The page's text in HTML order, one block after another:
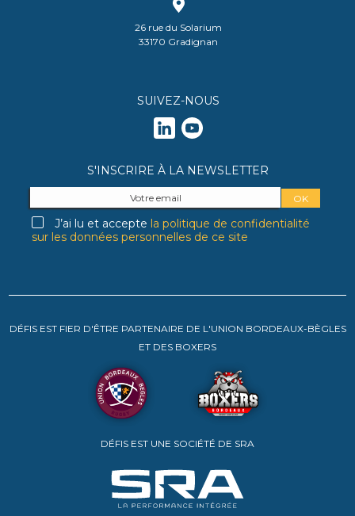
26 rue du Solarium
33170 Gradignan
SUIVEZ-NOUS
S'INSCRIRE À LA NEWSLETTER
J’ai lu et accepte la politique de confidentialité
sur les données personnelles de ce site
DÉFIS EST FIER D'ÊTRE PARTENAIRE DE L'UNION BORDEAUX-BÈGLES
ET DES BOXERS
DÉFIS EST UNE SOCIÉTÉ DE SRA